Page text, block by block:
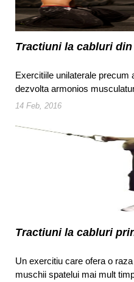
Tractiuni la cabluri
Exercitiile unilaterale precum
dezvolta armonios
14 Feb, 2016
Tractiuni la cabluri
Un exercitiu care ofera o
muschii spatelui mai mult